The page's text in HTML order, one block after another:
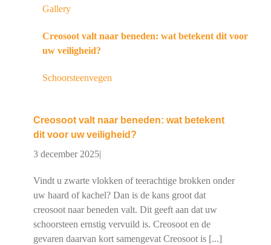
Gallery
Creosoot valt naar beneden: wat betekent dit voor
uw veiligheid?
Schoorsteenvegen
Creosoot valt naar beneden: wat betekent
dit voor uw veiligheid?
3 december 2025|
Vindt u zwarte vlokken of teerachtige brokken onder
uw haard of kachel? Dan is de kans groot dat
creosoot naar beneden valt. Dit geeft aan dat uw
schoorsteen ernstig vervuild is. Creosoot en de
gevaren daarvan kort samengevat Creosoot is [...]